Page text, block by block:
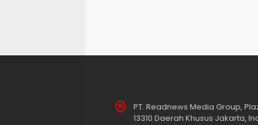
PT. Readnews Media Group,
13310 Daerah Khusus Jakarta,